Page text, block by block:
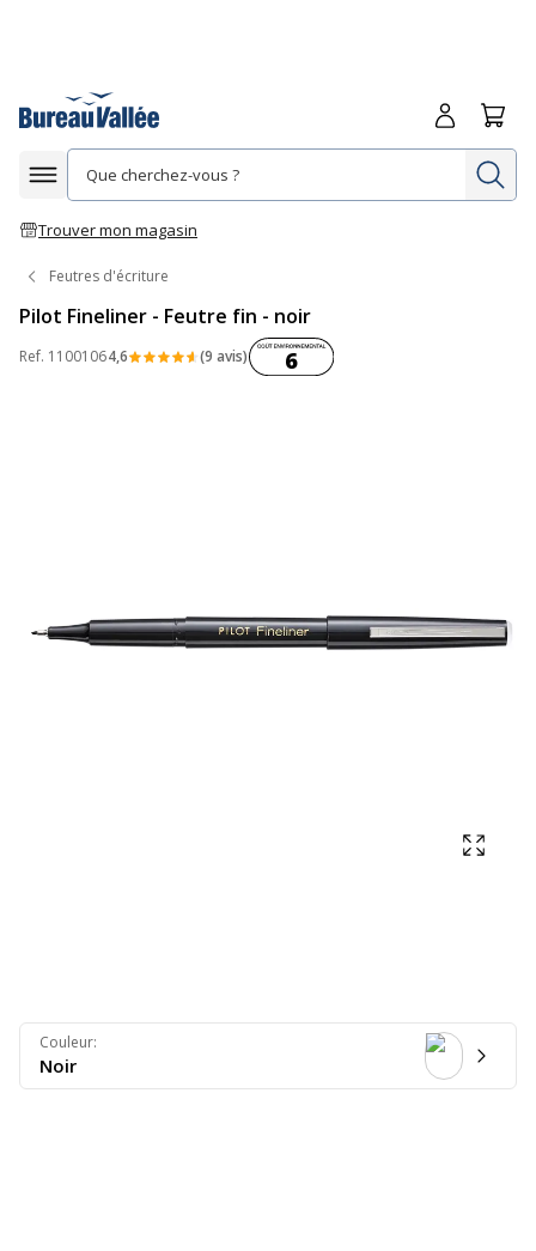
Afficher la navigation
Trouver mon magasin
Me
Feutres d'écriture
Pilot Fineliner - Feutre fin - noir
Ref. 11001064,6 (9 avis)Coût environnemental :
6
Couleur:
Noir